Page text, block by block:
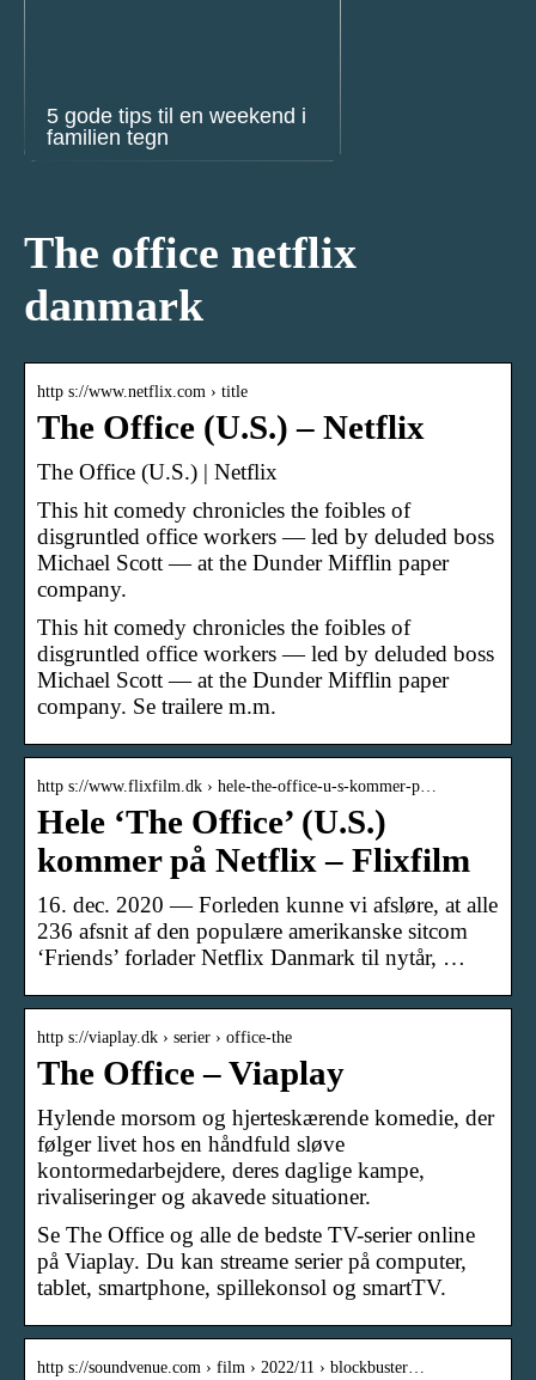
5 gode tips til en weekend i
familien tegn
The office netflix
danmark
http s://www.netflix.com › title
The Office (U.S.) – Netflix
The Office (U.S.) | Netflix
This hit comedy chronicles the foibles of
disgruntled office workers — led by deluded boss
Michael Scott — at the Dunder Mifflin paper
company.
This hit comedy chronicles the foibles of
disgruntled office workers — led by deluded boss
Michael Scott — at the Dunder Mifflin paper
company. Se trailere m.m.
http s://www.flixfilm.dk › hele-the-office-u-s-kommer-p…
Hele ‘The Office’ (U.S.)
kommer på Netflix – Flixfilm
16. dec. 2020 — Forleden kunne vi afsløre, at alle
236 afsnit af den populære amerikanske sitcom
‘Friends’ forlader Netflix Danmark til nytår, …
http s://viaplay.dk › serier › office-the
The Office – Viaplay
Hylende morsom og hjerteskærende komedie, der
følger livet hos en håndfuld sløve
kontormedarbejdere, deres daglige kampe,
rivaliseringer og akavede situationer.
Se The Office og alle de bedste TV-serier online
på Viaplay. Du kan streame serier på computer,
tablet, smartphone, spillekonsol og smartTV.
http s://soundvenue.com › film › 2022/11 › blockbuster…